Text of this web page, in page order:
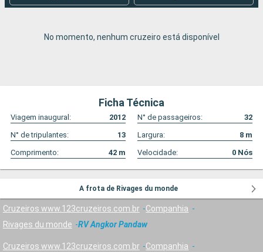
No momento, nenhum cruzeiro está disponível
Ficha Técnica
Viagem inaugural: 2012 N° de passageiros:
32
N° de tripulantes:
13 Largura: 8 m
Comprimento:
42 m Velocidade: 0 Nós
A frota de Rivages du monde
Cruzeiros www.123cruzeiros.com.br
Companhia
Rivages du monde
RV Angkor Pandaw
Cruzeiros www.123cruzeiros.com.br
Companhia